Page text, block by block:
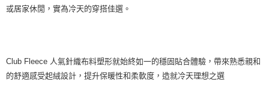
或居家休閒，實為冷天的穿搭佳選。
Club Fleece 人氣針織布料塑形就始終如一的穩固貼合體驗，帶來熟悉親和
的舒適感受起絨設計，提升保暖性和柔軟度，造就冷天理想之選